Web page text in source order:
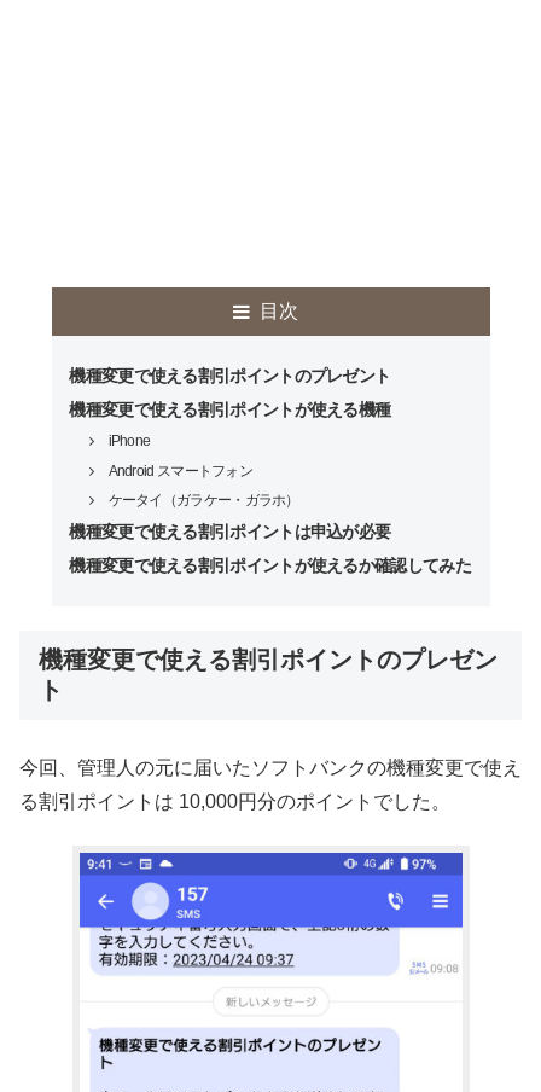
目次
機種変更で使える割引ポイントのプレゼント
機種変更で使える割引ポイントが使える機種
iPhone
Android スマートフォン
ケータイ（ガラケー・ガラホ）
機種変更で使える割引ポイントは申込が必要
機種変更で使える割引ポイントが使えるか確認してみた
機種変更で使える割引ポイントのプレゼン
ト
今回、管理人の元に届いたソフトバンクの機種変更で使え
る割引ポイントは 10,000円分のポイントでした。